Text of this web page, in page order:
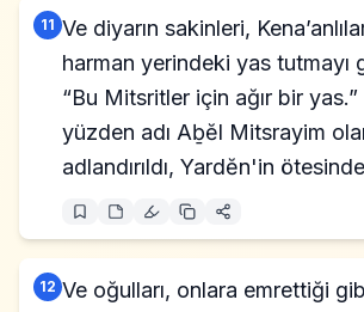
11 Ve diyarın sakinleri,
harman yerindeki yas tutmayı
“Bu Mitsritler için ağır bir
yüzden adı Aḇĕl Mitsrayim
adlandırıldı, Yardĕn'in
12 Ve oğulları, onlara emrettiği